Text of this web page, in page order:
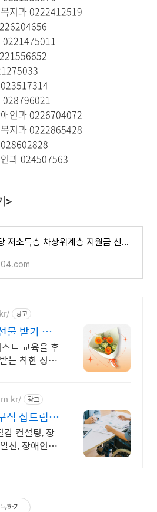
지과 0222412519
0221475011
028796021
인과 0226704072
지과 0222865428
과 024507563
>
장애수당 저소득층 차상위계층 지원금 신청하세요
광고
물 받기 월
트 교육을 후
는 착한 정기
광고
직 잡드림
무관리
컨설팅, 장
선, 장애인
하기